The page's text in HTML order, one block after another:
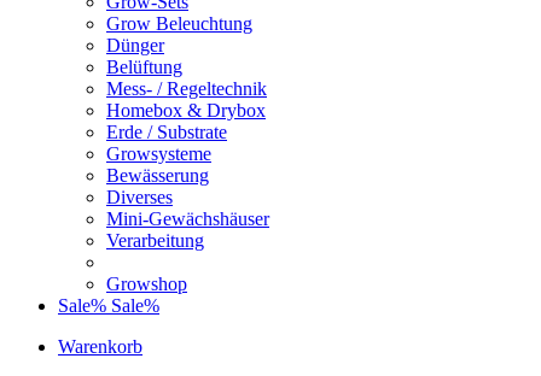
Grow Beleuchtung
Dünger
Belüftung
Mess- / Regeltechnik
Homebox & Drybox
Erde / Substrate
Growsysteme
Bewässerung
Diverses
Mini-Gewächshäuser
Verarbeitung
Growshop
Sale% Sale%
Warenkorb